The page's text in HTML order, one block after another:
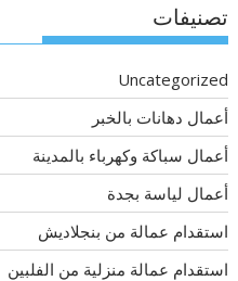
تصنيفات
Uncategorized
أعمال دهانات بالخبر
أعمال سباكة وكهرباء بالمدينة
أعمال لياسة بجدة
استقدام عمالة من بنجلاديش
استقدام عمالة منزلية من الفلبين